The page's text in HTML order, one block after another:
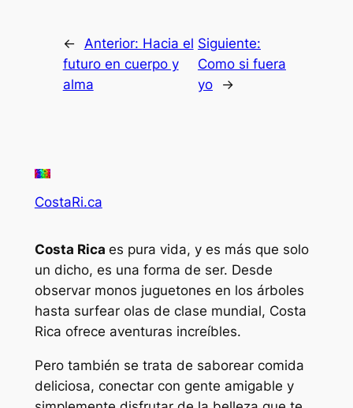
← Anterior: Hacia el
futuro en cuerpo y
alma
Siguiente:
Como si fuera
yo
→
CostaRi.ca
Costa Rica es pura vida, y es más que solo
un dicho, es una forma de ser. Desde
observar monos juguetones en los árboles
hasta surfear olas de clase mundial, Costa
Rica ofrece aventuras increíbles.
Pero también se trata de saborear comida
deliciosa, conectar con gente amigable y